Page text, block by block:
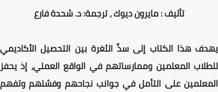
تأليف : مايرون ديوك ، ترجمة: د. شحدة فارع
يهدف هذا الكتاب إلى سدِّ الثغرة بين التحصيل الأكاديمي
للطلاب المعلمين وممارساتهم في الواقع العملي، إذ يحفز
المعلمين على التأمل في جوانب نجاحهم وفشلهم وتفهم